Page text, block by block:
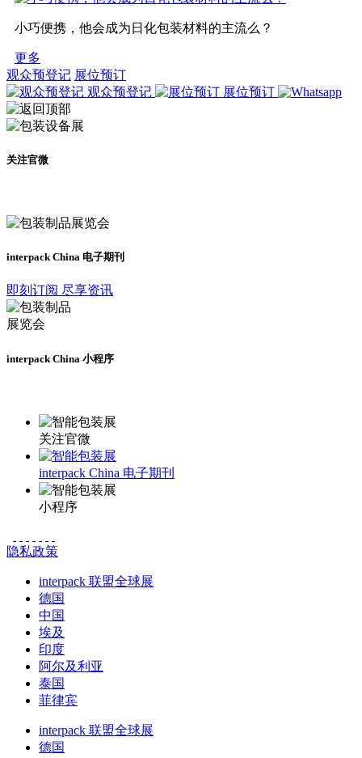
小巧便携，他会成为日化包装材料的主流么？
更多
观众预登记 展位预订
观众预登记
展位预订
关注官微
interpack China 电子期刊
即刻订阅 尽享资讯
interpack China 小程序
关注官微
interpack China 电子期刊
小程序
隐私政策
interpack 联盟全球展
德国
中国
埃及
印度
阿尔及利亚
泰国
菲律宾
interpack 联盟全球展
德国